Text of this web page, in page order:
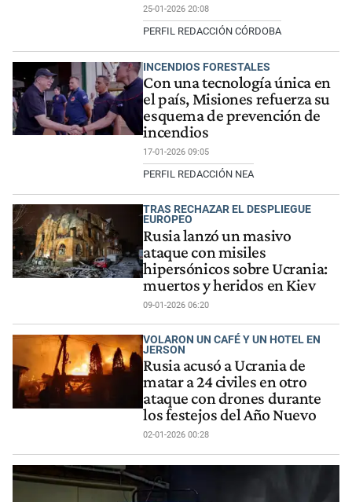
25-01-2026 20:08
PERFIL REDACCIÓN CÓRDOBA
INCENDIOS FORESTALES
Con una tecnología única en
el país, Misiones refuerza su
esquema de prevención de
incendios
17-01-2026 09:05
PERFIL REDACCIÓN NEA
TRAS RECHAZAR EL DESPLIEGUE
EUROPEO
Rusia lanzó un masivo
ataque con misiles
hipersónicos sobre Ucrania:
muertos y heridos en Kiev
09-01-2026 06:20
VOLARON UN CAFÉ Y UN HOTEL EN
JERSON
Rusia acusó a Ucrania de
matar a 24 civiles en otro
ataque con drones durante
los festejos del Año Nuevo
02-01-2026 00:28